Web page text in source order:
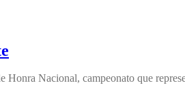
Nacional, campeonato que